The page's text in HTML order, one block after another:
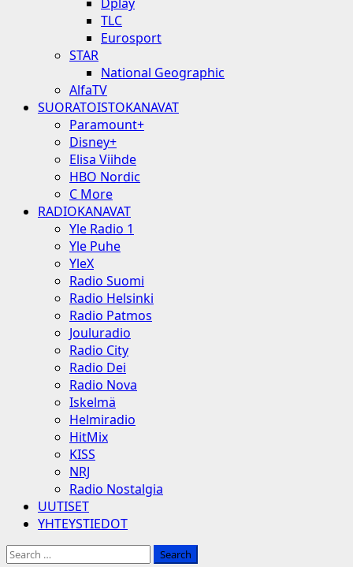
TLC
Eurosport
STAR
National Geographic
AlfaTV
SUORATOISTOKANAVAT
Paramount+
Disney+
Elisa Viihde
HBO Nordic
C More
RADIOKANAVAT
Yle Radio 1
Yle Puhe
YleX
Radio Suomi
Radio Helsinki
Radio Patmos
Jouluradio
Radio City
Radio Dei
Radio Nova
Iskelmä
Helmiradio
HitMix
KISS
NRJ
Radio Nostalgia
UUTISET
YHTEYSTIEDOT
Search